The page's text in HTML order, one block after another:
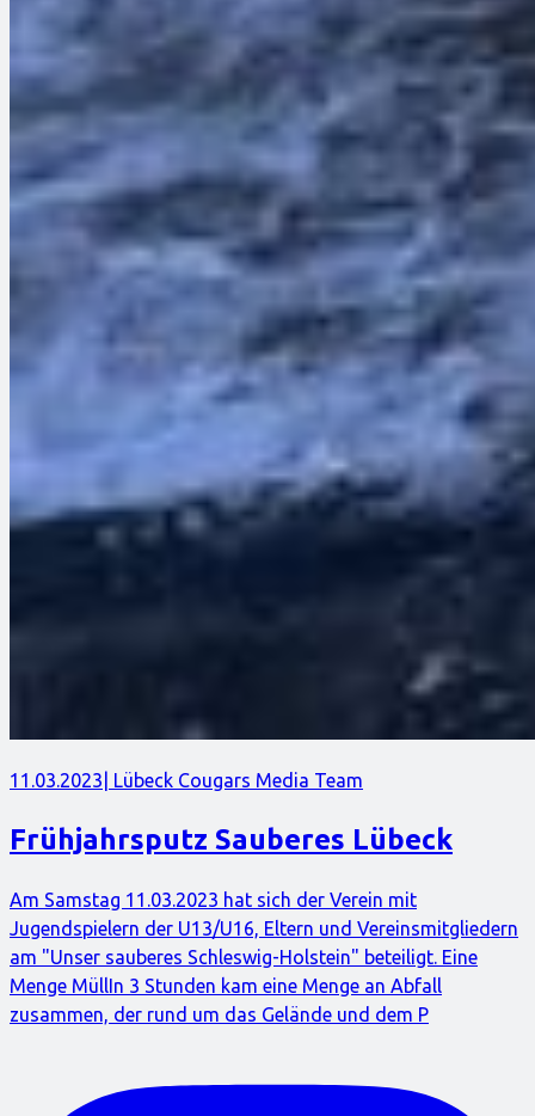
11.03.2023 | Lübeck Cougars Media Team
Frühjahrsputz Sauberes Lübeck
Am Samstag 11.03.2023 hat sich der Verein mit
Jugendspielern der U13/U16, Eltern und Vereinsmitgliedern
am "Unser sauberes Schleswig-Holstein" beteiligt. Eine
Menge MüllIn 3 Stunden kam eine Menge an Abfall
zusammen, der rund um das Gelände und dem P